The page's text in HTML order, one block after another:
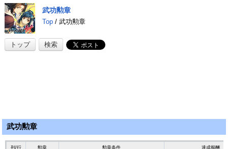
武功勲章
Top/ 武功勲章
トップ 検索
武功勲章
列/行 勲章 勲章条件 達成報酬